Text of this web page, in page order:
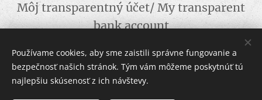
Môj transparentný účet/ My transparent
bank account
SK96 0900 0000 0051 7710 8562
Ďakujem za podporu / Thank You for Your support
Používame cookies, aby sme zaistili správne fungovanie a
bezpečnosť našich stránok. Tým vám môžeme poskytnúť tú
najlepšiu skúsenosť z ich návštevy.